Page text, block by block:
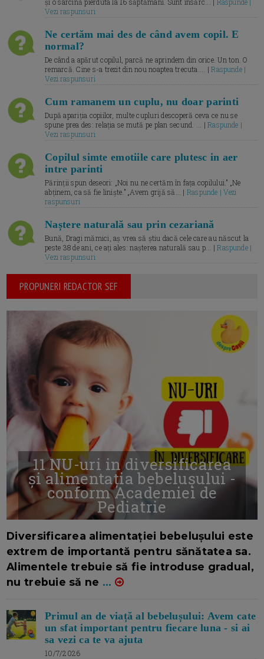
și o sarcină pierduta la 16 săptămâni. Sunt însărc... | Raspunde |
Vezi raspunsuri
Ne certăm mai des de când avem copil. E
normal?
De când a apărut copilul, parcă ne aprindem din orice. Un ton. O
remarcă. Cine s-a trezit din nou noaptea trecuta.... |Raspunde |
Vezi raspunsuri
Cum ramanem un cuplu, nu doar parinti
După apariția copiilor, multe cupluri descoperă ceva ce nu se
spune prea des: relația se mută pe plan secund. ... |Raspunde |
Vezi raspunsuri
Copilul simte emotiile care plutesc in aer
intre parinti
Părinții spun deseori: „Noi nu ne certăm în fața copilului.” „Ne
abținem, ca să fie liniște.” „Avem grijă să... | Raspunde | Vezi
raspunsuri
Naștere naturală sau prin cezariană
Bună, Dragi mămici, aș vrea să știu dacă cele care au născut la
peste 38 de ani, ce ați ales: nașterea naturală sau p... |Raspunde |
Vezi raspunsuri
PROPUNERI REDACTOR SEF
11 NU-uri in diversificarea
și alimentația bebelușului -
conform Academiei de
Pediatrie
Diversificarea alimentației bebelușului este
extrem de importantă pentru sănătatea sa.
Alimentele trebuie să fie introduse gradual,
nu trebuie să ne ...
Primul an de viață al bebelușului: Avem cate
un sfat important pentru fiecare luna - si ai
sa vezi ca te va ajuta
10/7/2026